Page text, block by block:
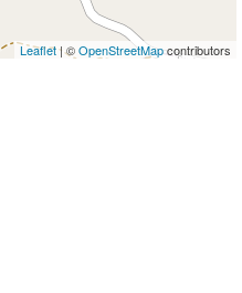
Leaflet| ©OpenStreetMapcontributors